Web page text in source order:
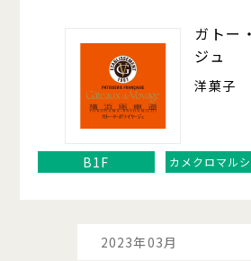
ガトー
ジュ
洋菓子
B1F カメクロマル
2023年03月